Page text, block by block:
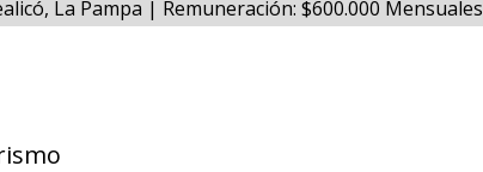
La Pampa | Remuneración: $600.000 Mensuales